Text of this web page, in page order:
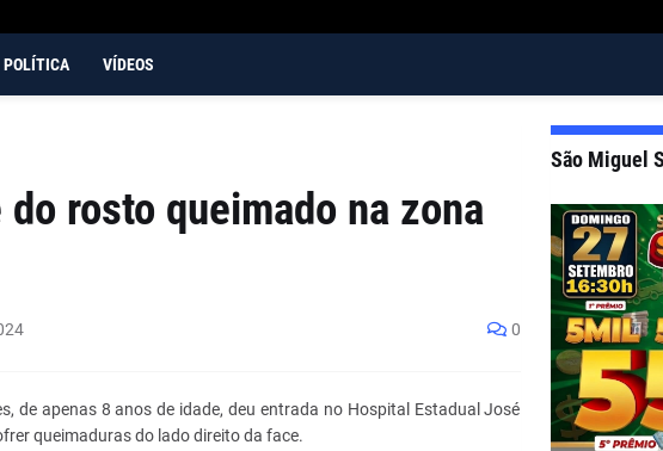
POLÍTICA VÍDEOS
rosto queimado na zona
0
de apenas 8 anos de idade, deu entrada no Hospital Estadual José
queimaduras do lado direito da face.
São Miguel